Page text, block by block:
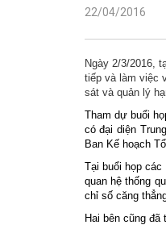
22/04/2016
Ngày 2/3/2016,
tiếp và làm việc
sát và quản lý
Tham dự buổi
có đại diện
Ban Kế hoạch
Tại buổi họp
quan hệ thống
chỉ số căng
Hai bên cũng